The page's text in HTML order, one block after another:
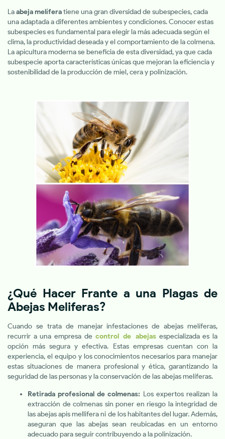
Laabeja melíferatiene una gran diversidad de subespecies, cada
una adaptada a diferentes ambientes y condiciones. Conocer estas
subespecies es fundamental para elegir la más adecuada según el
clima, la productividad deseada y el comportamiento de la colmena.
La apicultura moderna se beneficia de esta diversidad, ya que cada
subespecie aporta características únicas que mejoran la eficiencia y
sostenibilidad de la producción de miel, cera y polinización.
¿Qué Hacer Frante a una Plagas de
Abejas Meliferas?
Cuando se trata de manejar infestaciones de abejas melíferas,
recurrir a una empresa de control de abejasespecializada es la
opción más segura y efectiva. Estas empresas cuentan con la
experiencia, el equipo y los conocimientos necesarios para manejar
estas situaciones de manera profesional y ética, garantizando la
seguridad de las personas y la conservación de las abejas melíferas.
Retirada profesional de colmenas: Los expertos realizan la
extracción de colmenas sin poner en riesgo la integridad de
las abejas apis mellifera ni de los habitantes del lugar. Además,
aseguran que las abejas sean reubicadas en un entorno
adecuado para seguir contribuyendo a la polinización.